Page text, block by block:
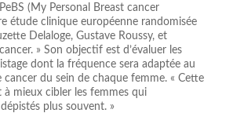
(My Personal Breast cancer
étude clinique européenne randomisée
Delaloge, Gustave Roussy, et
» Son objectif est d’évaluer les
dont la fréquence sera adaptée au
cancer du sein de chaque femme. « Cette
à mieux cibler les femmes qui
plus souvent. »